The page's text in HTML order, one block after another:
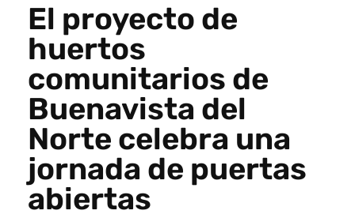
El proyecto de
huertos
comunitarios de
Buenavista del
Norte celebra una
jornada de puertas
abiertas